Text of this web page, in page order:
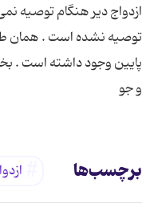
ازدواج دیر هنگام توصیه
توصیه نشده است . همان
پایین وجود داشته است .
و جو
برچسب‌ها